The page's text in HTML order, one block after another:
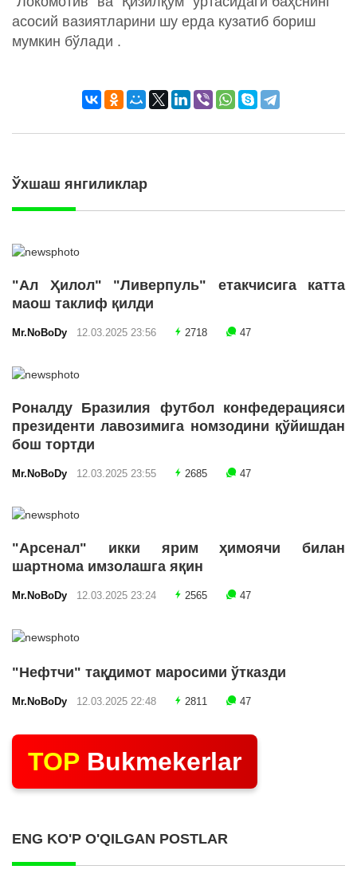
асосий вазиятларини шу ерда кузатиб бориш
мумкин бўлади .
Ўхшаш янгиликлар
"Ал Ҳилол" "Ливерпуль" етакчисига катта
маош таклиф қилди
Mr.NoBoDy 12.03.2025 23:56 2718 47
Роналду Бразилия футбол конфедерацияси
президенти лавозимига номзодини қўйишдан
бош тортди
Mr.NoBoDy 12.03.2025 23:55 2685 47
"Арсенал" икки ярим ҳимоячи билан
шартнома имзолашга яқин
Mr.NoBoDy 12.03.2025 23:24 2565 47
"Нефтчи" тақдимот маросими ўтказди
Mr.NoBoDy 12.03.2025 22:48 2811 47
TOP Bukmekerlar
ENG KO'P O'QILGAN POSTLAR